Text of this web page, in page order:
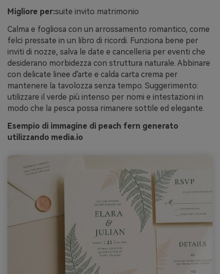
Migliore per:suite invito matrimonio
Calma e fogliosa con un arrossamento romantico, come
felci pressate in un libro di ricordi. Funziona bene per
inviti di nozze, salva le date e cancelleria per eventi che
desiderano morbidezza con struttura naturale. Abbinare
con delicate linee d'arte e calda carta crema per
mantenere la tavolozza senza tempo. Suggerimento:
utilizzare il verde più intenso per nomi e intestazioni in
modo che la pesca possa rimanere sottile ed elegante.
Esempio di immagine di peach fern generato
utilizzando media.io